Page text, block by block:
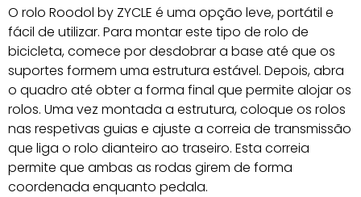
O rolo Roodol by ZYCLE é uma opção leve, portátil e
fácil de utilizar. Para montar este tipo de rolo de
bicicleta, comece por desdobrar a base até que os
suportes formem uma estrutura estável. Depois, abra
o quadro até obter a forma final que permite alojar os
rolos. Uma vez montada a estrutura, coloque os rolos
nas respetivas guias e ajuste a correia de transmissão
que liga o rolo dianteiro ao traseiro. Esta correia
permite que ambas as rodas girem de forma
coordenada enquanto pedala.